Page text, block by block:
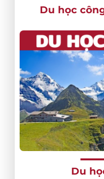
Du học
Du